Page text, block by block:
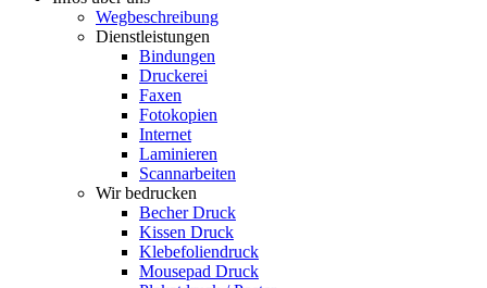
Wegbeschreibung
Dienstleistungen
Bindungen
Druckerei
Faxen
Fotokopien
Internet
Laminieren
Scannarbeiten
Wir bedrucken
Becher Druck
Kissen Druck
Klebefoliendruck
Mousepad Druck